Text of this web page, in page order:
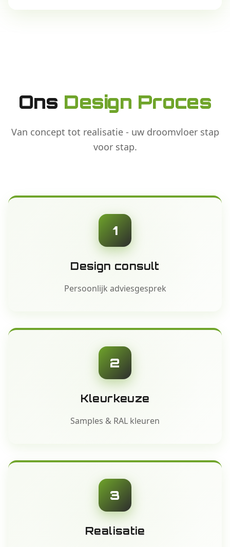
Ons Design Proces
Van concept tot realisatie - uw droomvloer stap
voor stap.
1
Design consult
Persoonlijk adviesgesprek
2
Kleurkeuze
Samples & RAL kleuren
3
Realisatie